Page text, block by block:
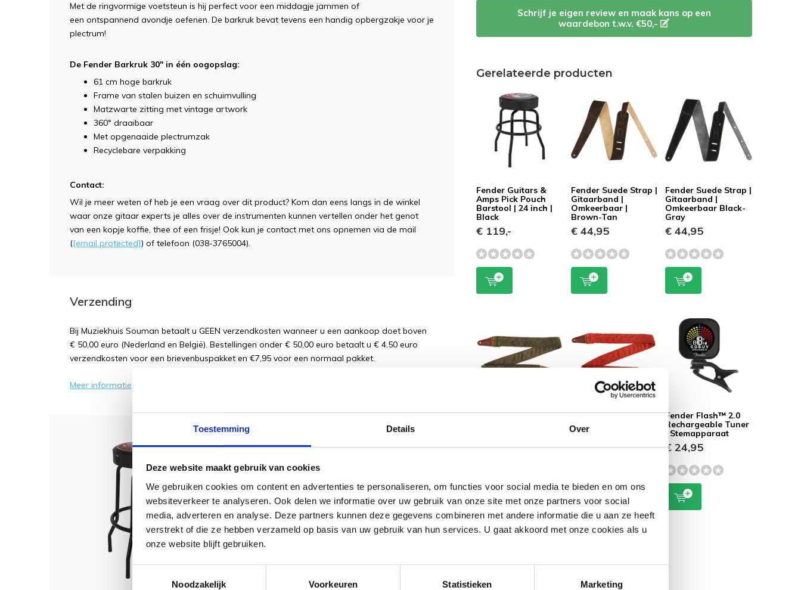
Toestemming Details Over
Deze website maakt gebruik van cookies
We gebruiken cookies om content en advertenties te personaliseren, om functies voor social media te bieden en om ons
websiteverkeer te analyseren. Ook delen we informatie over uw gebruik van onze site met onze partners voor social
media, adverteren en analyse. Deze partners kunnen deze gegevens combineren met andere informatie die u aan ze heeft
verstrekt of die ze hebben verzameld op basis van uw gebruik van hun services. U gaat akkoord met onze cookies als u
onze website blijft gebruiken.
Noodzakelijk
Voorkeuren Statistieken Marketing
Met de ringvormige voetsteun is hij perfect voor een middagje jammen of
een ontspannend avondje oefenen. De barkruk bevat tevens een handig opbergzakje voor je
plectrum!
De Fender Barkruk 30" in één oogopslag:
61 cm hoge barkruk
Frame van stalen buizen en schuimvulling
Matzwarte zitting met vintage artwork
360° draaibaar
Met opgenaaide plectrumzak
Recyclebare verpakking
Contact:
Wil je meer weten of heb je een vraag over dit product? Kom dan eens langs in de winkel
waar onze gitaar experts je alles over de instrumenten kunnen vertellen onder het genot
van een kopje koffie, thee of een frisje! Ook kun je contact met ons opnemen via de mail
([email protected]) of telefoon (038-3765004).
Verzending
Bij Muziekhuis Souman betaalt u GEEN verzendkosten wanneer u een aankoop doet boven
€ 50,00 euro (Nederland en België). Bestellingen onder € 50,00 euro betaalt u € 4,50 euro
verzendkosten voor een brievenbuspakket en €7,95 voor een normaal pakket.
Meer informatie
Pouch Barstool | 30" | Black
(0)
Schrijf je eigen review en maak kans op een
waardebon t.w.v. €50,-
Gerelateerde producten
Fender Guitars &
Amps Pick Pouch
Barstool | 24 inch |
Black
€ 119,-
Fender Suede Strap |
Gitaarband |
Omkeerbaar |
Brown-Tan
€ 44,95
Fender Suede Strap |
Gitaarband |
Omkeerbaar Black-
Gray
€ 44,95
Fender Corduray
Fender Corduray
Strap | Antique
Cherry
€ 33,95
Fender Flash™ 2.0
Rechargeable Tuner
| Stemapparaat
€ 24,95